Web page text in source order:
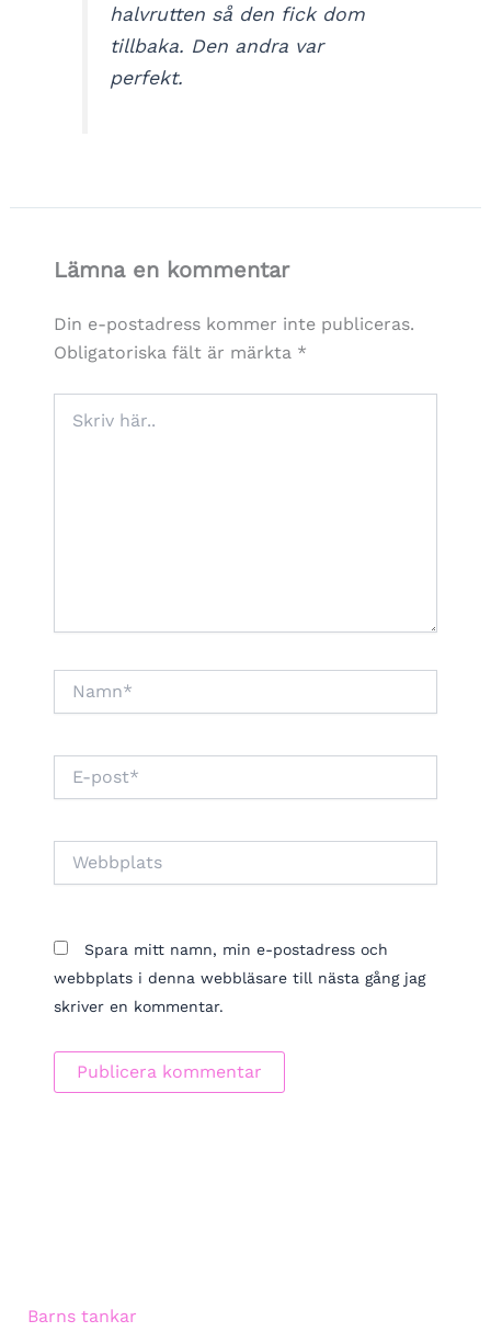
halvrutten så den fick dom
tillbaka. Den andra var
perfekt.
Lämna en kommentar
Din e-postadress kommer inte publiceras.
Obligatoriska fält är märkta *
här..
post*
Spara mitt namn, min e-postadress och
webbplats i denna webbläsare till nästa gång jag
skriver en kommentar.
Barns tankar